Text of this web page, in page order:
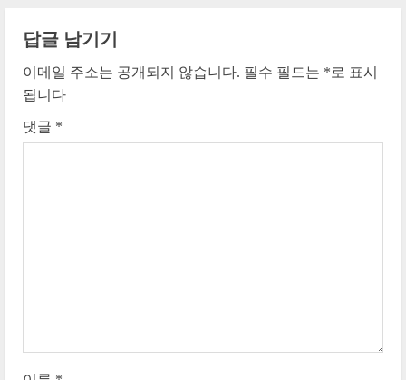
u
e
R
답글 남기기
이메일 주소는 공개되지 않습니다. 필수 필드는 *로 표시
됩니다
댓글 *